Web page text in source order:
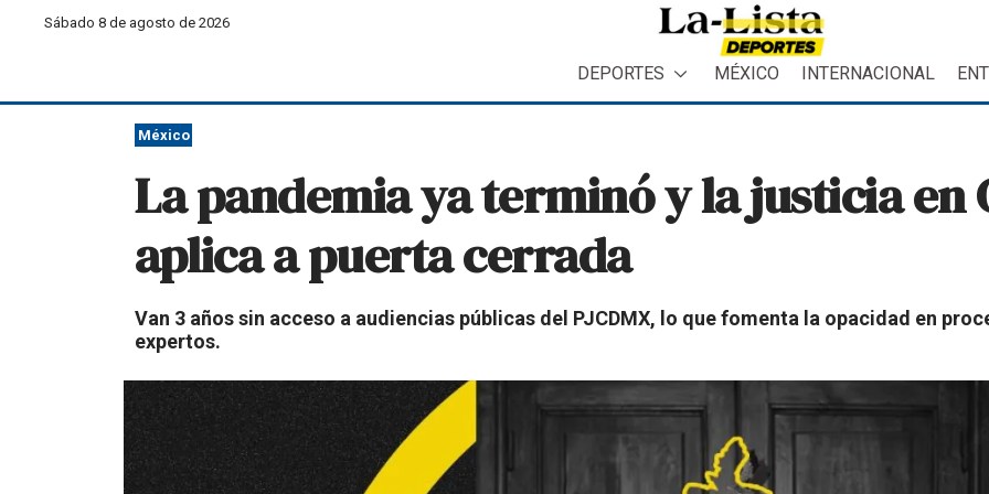
Sábado 8 de agosto de 2026
DEPORTES MÉXICO INTERNACIONAL
México
La pandemia ya terminó y la justicia en
aplica a puerta cerrada
Van 3 años sin acceso a audiencias públicas del PJCDMX, lo que fomenta la opacidad en
expertos.